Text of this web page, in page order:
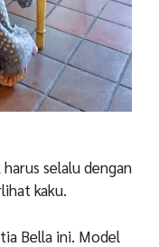
selalu dengan
kaku.
Bella ini. Model